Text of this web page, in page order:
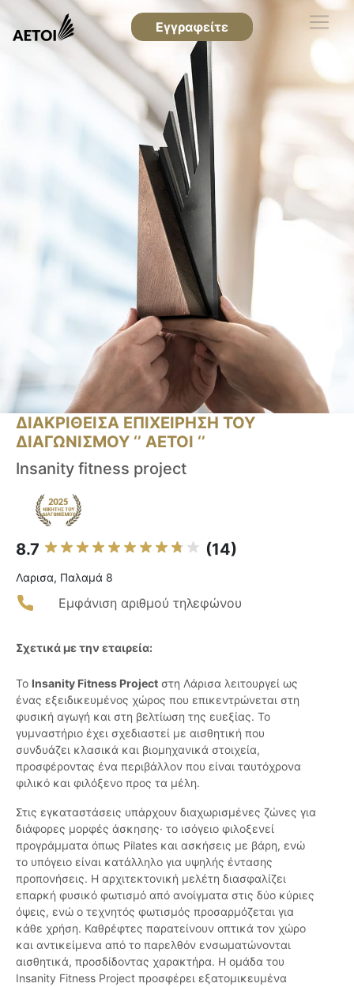
Εγγραφείτε
ΔΙΑΚΡΙΘΕΙΣΑ ΕΠΙΧΕΙΡΗΣΗ ΤΟΥ
ΔΙΑΓΩΝΙΣΜΟΥ ‘’ ΑΕΤΟΙ ‘’
Insanity fitness project
8.7 (14)
Λαρισα, Παλαμά 8
Εμφάνιση αριθμού τηλεφώνου
Σχετικά με την εταιρεία:
Το Insanity Fitness Project στη Λάρισα λειτουργεί ως
ένας εξειδικευμένος χώρος που επικεντρώνεται στη
φυσική αγωγή και στη βελτίωση της ευεξίας. Το
γυμναστήριο έχει σχεδιαστεί με αισθητική που
συνδυάζει κλασικά και βιομηχανικά στοιχεία,
προσφέροντας ένα περιβάλλον που είναι ταυτόχρονα
φιλικό και φιλόξενο προς τα μέλη.
Στις εγκαταστάσεις υπάρχουν διαχωρισμένες ζώνες για
διάφορες μορφές άσκησης· το ισόγειο φιλοξενεί
προγράμματα όπως Pilates και ασκήσεις με βάρη, ενώ
το υπόγειο είναι κατάλληλο για υψηλής έντασης
προπονήσεις. Η αρχιτεκτονική μελέτη διασφαλίζει
επαρκή φυσικό φωτισμό από ανοίγματα στις δύο κύριες
όψεις, ενώ ο τεχνητός φωτισμός προσαρμόζεται για
κάθε χρήση. Καθρέφτες παρατείνουν οπτικά τον χώρο
και αντικείμενα από το παρελθόν ενσωματώνονται
αισθητικά, προσδίδοντας χαρακτήρα. Η ομάδα του
Insanity Fitness Project προσφέρει εξατομικευμένα